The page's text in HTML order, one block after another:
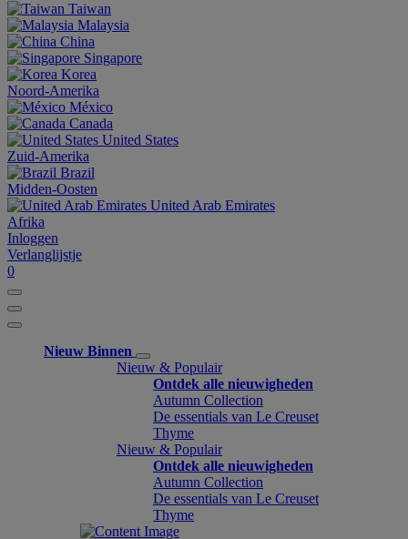
Taiwan
Malaysia
China
Singapore
Korea
Noord-Amerika
México
Canada
United States
Zuid-Amerika
Brazil
Midden-Oosten
United Arab Emirates
Afrika
Inloggen
Verlanglijstje
0
Nieuw Binnen
Nieuw & Populair
Ontdek alle nieuwigheden
Autumn Collection
De essentials van Le Creuset
Thyme
Nieuw & Populair
Ontdek alle nieuwigheden
Autumn Collection
De essentials van Le Creuset
Thyme